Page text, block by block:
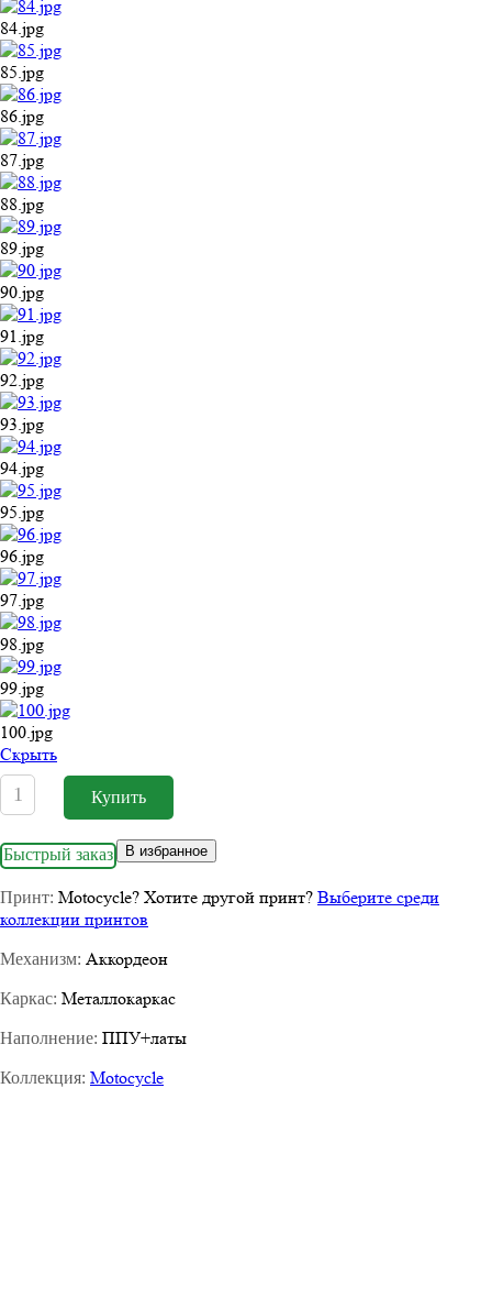
84.jpg
85.jpg
86.jpg
87.jpg
88.jpg
89.jpg
90.jpg
91.jpg
92.jpg
93.jpg
94.jpg
95.jpg
96.jpg
97.jpg
98.jpg
99.jpg
100.jpg
Cкрыть
Быстрый заказ В избранное
Принт: Motocycle? Хотите другой принт? Выберите среди
коллекции принтов
Механизм: Аккордеон
Каркас: Металлокаркас
Наполнение: ППУ+латы
Коллекция: Motocycle